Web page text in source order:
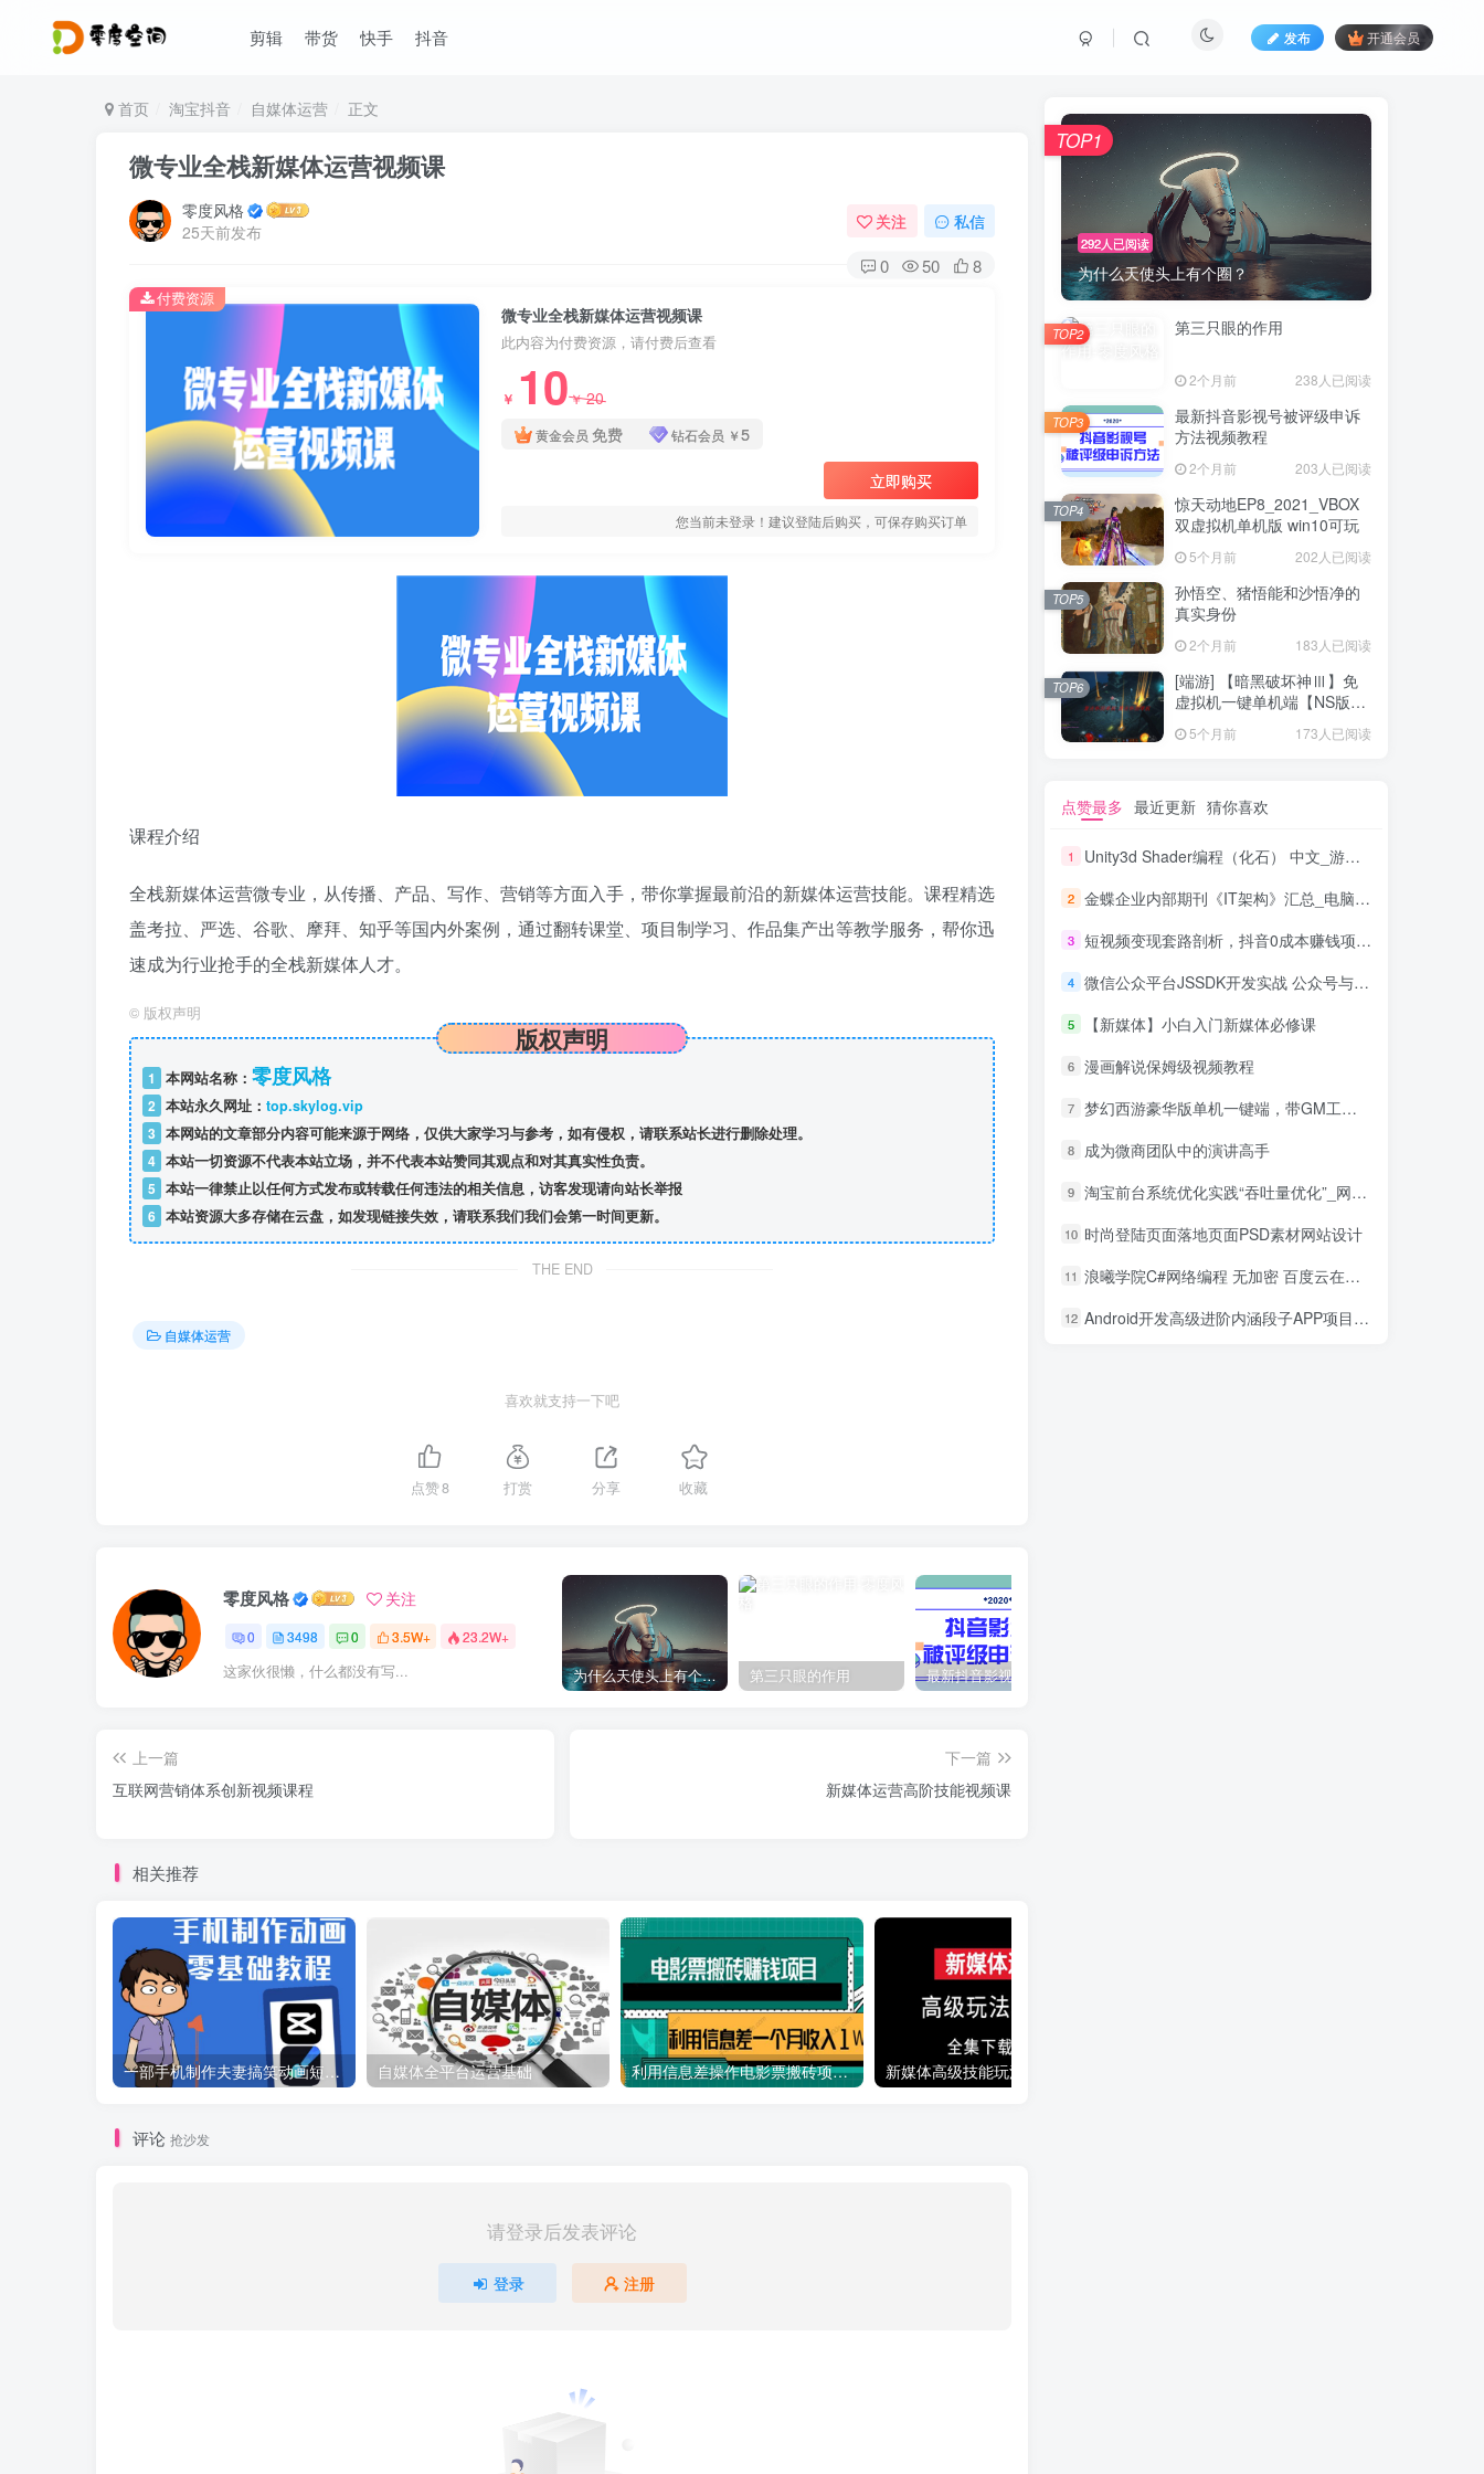
剪辑 带货 快手 抖音 发布 开通会员
首页 淘宝抖音 自媒体运营 正文
微专业全栈新媒体运营视频课
零度风格
25天前发布
关注 私信
0 50 8
微专业全栈新媒体运营视频课
此内容为付费资源，请付费后查看
￥ 10￥20
黄金会员 免费 钻石会员 ￥5
立即购买
您当前未登录！建议登陆后购买，可保存购买订单
付费资源
课程介绍
全栈新媒体运营微专业，从传播、产品、写作、营销等方面入手，带你掌握最前沿的新媒体运营技能。课程精选
盖考拉、严选、谷歌、摩拜、知乎等国内外案例，通过翻转课堂、项目制学习、作品集产出等教学服务，帮你迅
速成为行业抢手的全栈新媒体人才。
© 版权声明
版权声明
1 本网站名称： 零度风格
2 本站永久网址： top.skylog.vip
3 本网站的文章部分内容可能来源于网络，仅供大家学习与参考，如有侵权，请联系站长进行删除处理。
4 本站一切资源不代表本站立场，并不代表本站赞同其观点和对其真实性负责。
5 本站一律禁止以任何方式发布或转载任何违法的相关信息，访客发现请向站长举报
6 本站资源大多存储在云盘，如发现链接失效，请联系我们我们会第一时间更新。
THE END
自媒体运营
喜欢就支持一下吧
点赞8 打赏 分享 收藏
零度风格 关注
0 3498 0 3.5W+ 23.2W+
这家伙很懒，什么都没有写... 为什么天使头上有个圈？ 第三只眼的作用
上一篇
互联网营销体系创新视频课程
下一篇
新媒体运营高阶技能视频课
相关推荐
一部手机制作夫妻搞笑动画短视频教程，零基础也能快速上手 自媒体全平台运营基础 利用信息差操作电影票搬砖项目 有流量即可轻松月赚1W+ 新媒体高级技能玩法
评论 抢沙发
请登录后发表评论
登录 注册
292人已阅读
为什么天使头上有个圈？
TOP1
第三只眼的作用
2个月前 238人已阅读
TOP2
最新抖音影视号被评级申诉
方法视频教程
2个月前 203人已阅读
TOP3
惊天动地EP8_2021_VBOX
双虚拟机单机版 win10可玩
5个月前 202人已阅读
TOP4
孙悟空、猪悟能和沙悟净的
真实身份
2个月前 183人已阅读
TOP5
[端游] 【暗黑破坏神Ⅲ】免
虚拟机一键单机端【NS版
5个月前 173人已阅读
TOP6
点赞最多 最近更新 猜你喜欢
1 Unity3d Shader编程（化石） 中文_游戏开发教程
2 金蝶企业内部期刊《IT架构》汇总_电脑办公教程
3 短视频变现套路剖析，抖音0成本赚钱项目玩法，日入500+独家揭秘（共2节视频）
4 微信公众平台JSSDK开发实战 公众号与HTML5混合模式揭秘_新媒体运营教程
5 【新媒体】小白入门新媒体必修课
6 漫画解说保姆级视频教程
7 梦幻西游豪华版单机一键端，带GM工具，玩法丰富，功能齐全
8 成为微商团队中的演讲高手
9 淘宝前台系统优化实践“吞吐量优化”_网络营销教程
10 时尚登陆页面落地页面PSD素材网站设计
11 浪曦学院C#网络编程 无加密 百度云在线观看 免费分享
12 Android开发高级进阶内涵段子APP项目实战视频教程